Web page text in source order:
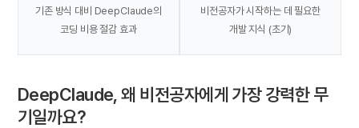
기존 방식 대비 DeepClaude의
코딩 비용 절감 효과
비전공자가 시작하는 데 필요한
개발 지식 (초기)
DeepClaude, 왜 비전공자에게 가장 강력한 무
기일까요?